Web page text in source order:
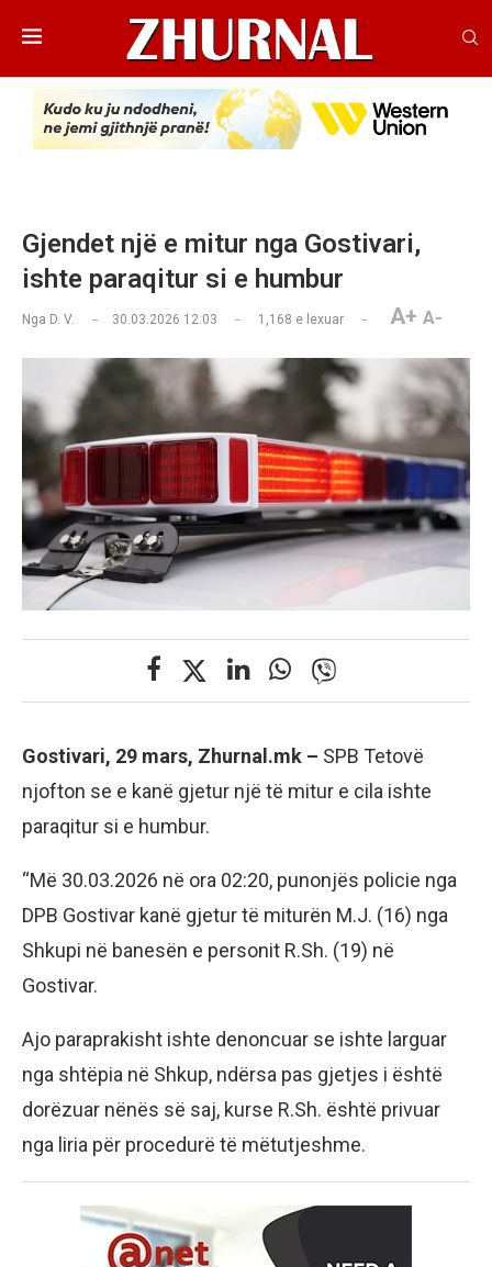
Gjendet një e mitur nga Gostivari,
ishte paraqitur si e humbur
Nga D. V. 30.03.2026 12:03 1,168 e lexuar A+ A-
Gostivari, 29 mars, Zhurnal.mk – SPB Tetovë
njofton se e kanë gjetur një të mitur e cila ishte
paraqitur si e humbur.
“Më 30.03.2026 në ora 02:20, punonjës policie nga
DPB Gostivar kanë gjetur të miturën M.J. (16) nga
Shkupi në banesën e personit R.Sh. (19) në
Gostivar.
Ajo paraprakisht ishte denoncuar se ishte larguar
nga shtëpia në Shkup, ndërsa pas gjetjes i është
dorëzuar nënës së saj, kurse R.Sh. është privuar
nga liria për procedurë të mëtutjeshme.